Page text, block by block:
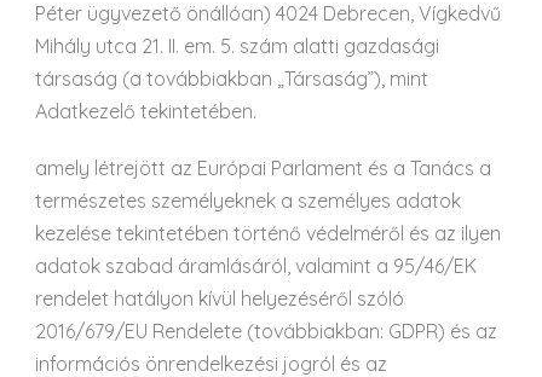
Péter ügyvezető önállóan) 4024 Debrecen, Vígkedvű
Mihály utca 21. II. em. 5. szám alatti gazdasági
társaság (a továbbiakban „Társaság”), mint
Adatkezelő tekintetében.
amely létrejött az Európai Parlament és a Tanács a
természetes személyeknek a személyes adatok
kezelése tekintetében történő védelméről és az ilyen
adatok szabad áramlásáról, valamint a 95/46/EK
rendelet hatályon kívül helyezéséről szóló
2016/679/EU Rendelete (továbbiakban: GDPR) és az
információs önrendelkezési jogról és az